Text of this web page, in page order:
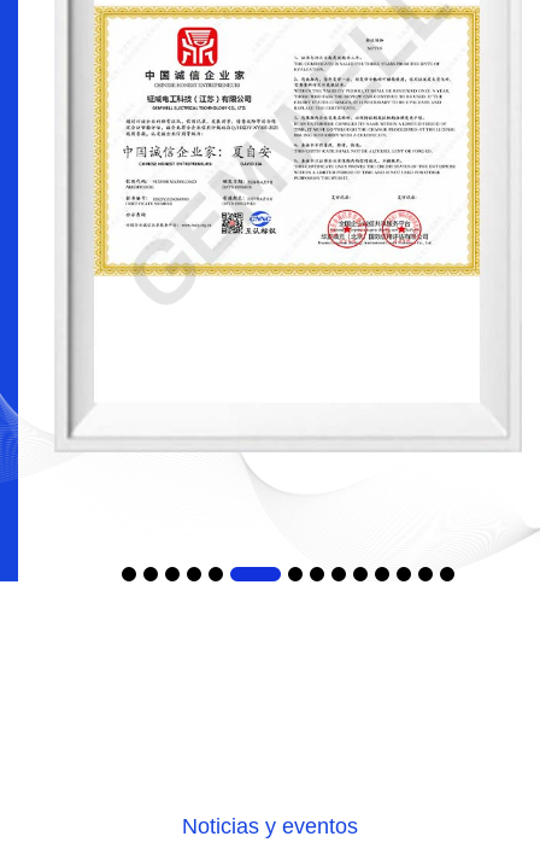
Noticias y eventos